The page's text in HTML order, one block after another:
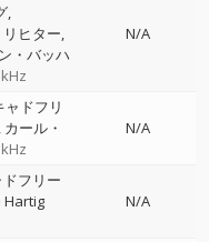
ヒター
・バッハ
N/A
ドフリ
カール・
N/A
フリー
Hartig
N/A